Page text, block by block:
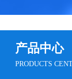
产品中心
PRODUCTS